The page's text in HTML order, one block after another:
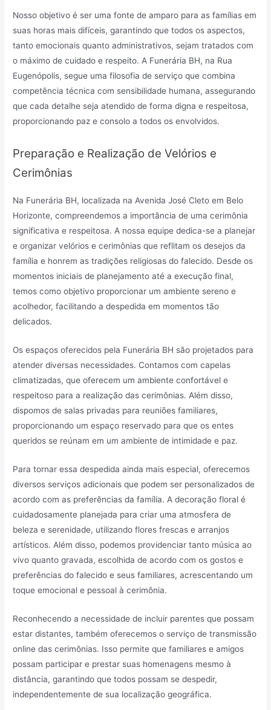
Nosso objetivo é ser uma fonte de amparo para as famílias em
suas horas mais difíceis, garantindo que todos os aspectos,
tanto emocionais quanto administrativos, sejam tratados com
o máximo de cuidado e respeito. A Funerária BH, na Rua
Eugenópolis, segue uma filosofia de serviço que combina
competência técnica com sensibilidade humana, assegurando
que cada detalhe seja atendido de forma digna e respeitosa,
proporcionando paz e consolo a todos os envolvidos.
Preparação e Realização de Velórios e
Cerimônias
Na Funerária BH, localizada na Avenida José Cleto em Belo
Horizonte, compreendemos a importância de uma cerimônia
significativa e respeitosa. A nossa equipe dedica-se a planejar
e organizar velórios e cerimônias que reflitam os desejos da
família e honrem as tradições religiosas do falecido. Desde os
momentos iniciais de planejamento até a execução final,
temos como objetivo proporcionar um ambiente sereno e
acolhedor, facilitando a despedida em momentos tão
delicados.
Os espaços oferecidos pela Funerária BH são projetados para
atender diversas necessidades. Contamos com capelas
climatizadas, que oferecem um ambiente confortável e
respeitoso para a realização das cerimônias. Além disso,
dispomos de salas privadas para reuniões familiares,
proporcionando um espaço reservado para que os entes
queridos se reúnam em um ambiente de intimidade e paz.
Para tornar essa despedida ainda mais especial, oferecemos
diversos serviços adicionais que podem ser personalizados de
acordo com as preferências da família. A decoração floral é
cuidadosamente planejada para criar uma atmosfera de
beleza e serenidade, utilizando flores frescas e arranjos
artísticos. Além disso, podemos providenciar tanto música ao
vivo quanto gravada, escolhida de acordo com os gostos e
preferências do falecido e seus familiares, acrescentando um
toque emocional e pessoal à cerimônia.
Reconhecendo a necessidade de incluir parentes que possam
estar distantes, também oferecemos o serviço de transmissão
online das cerimônias. Isso permite que familiares e amigos
possam participar e prestar suas homenagens mesmo à
distância, garantindo que todos possam se despedir,
independentemente de sua localização geográfica.